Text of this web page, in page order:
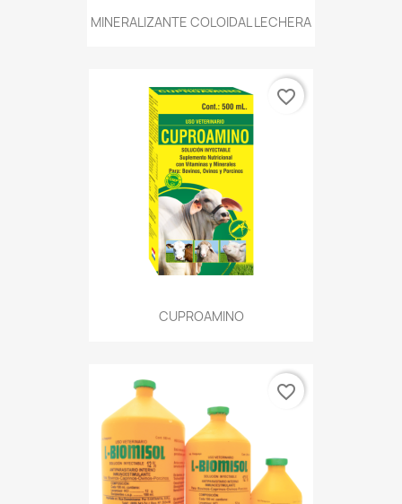
MINERALIZANTE COLOIDAL LECHERA
CUPROAMINO
favorite_border
favorite_border